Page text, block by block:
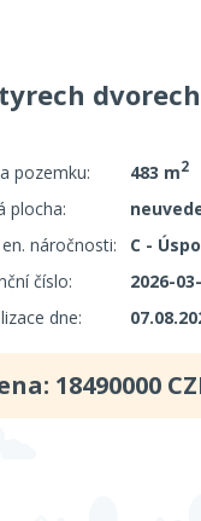
pozemku: 483 m2
plocha:
náročnosti:
C -
číslo:
2026-
dne:
18490000